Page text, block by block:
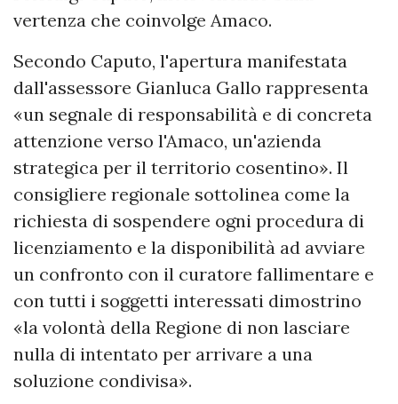
vertenza che coinvolge Amaco.
Secondo Caputo, l'apertura manifestata
dall'assessore Gianluca Gallo rappresenta
«un segnale di responsabilità e di concreta
attenzione verso l'Amaco, un'azienda
strategica per il territorio cosentino». Il
consigliere regionale sottolinea come la
richiesta di sospendere ogni procedura di
licenziamento e la disponibilità ad avviare
un confronto con il curatore fallimentare e
con tutti i soggetti interessati dimostrino
«la volontà della Regione di non lasciare
nulla di intentato per arrivare a una
soluzione condivisa».